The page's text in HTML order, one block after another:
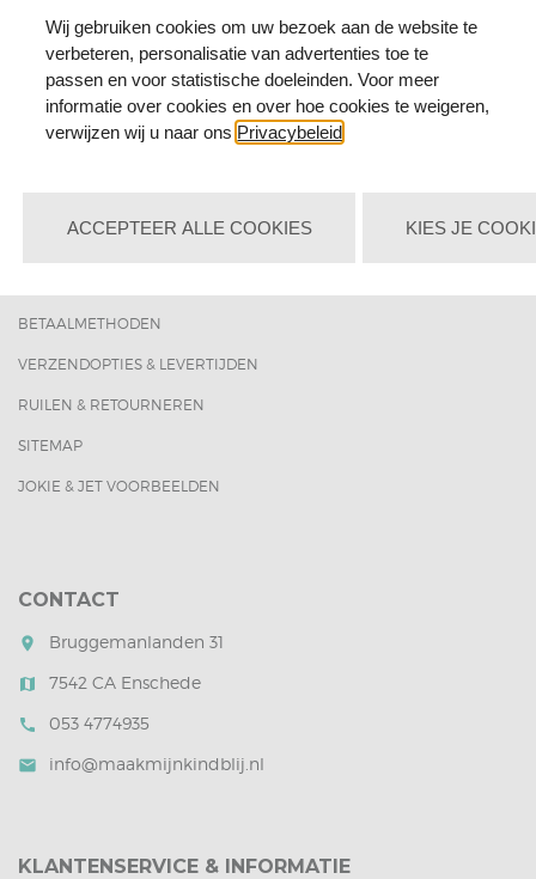
BETAALMETHODEN
VERZENDOPTIES & LEVERTIJDEN
RUILEN & RETOURNEREN
SITEMAP
JOKIE & JET VOORBEELDEN
CONTACT
room Bruggemanlanden 31
map 7542 CA Enschede
call 053 4774935
mail info@maakmijnkindblij.nl
KLANTENSERVICE & INFORMATIE
Wij gebruiken cookies om uw bezoek aan de website te
verbeteren, personalisatie van advertenties toe te
passen en voor statistische doeleinden. Voor meer
informatie over cookies en over hoe cookies te weigeren,
verwijzen wij u naar ons Privacybeleid
ACCEPTEER ALLE COOKIES KIES JE